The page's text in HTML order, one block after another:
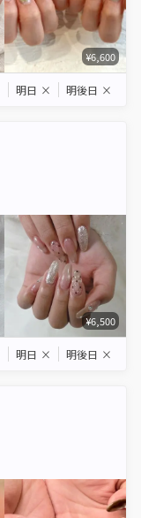
¥6,600
明日 × 明後日 ×
¥6,500
明日 × 明後日 ×